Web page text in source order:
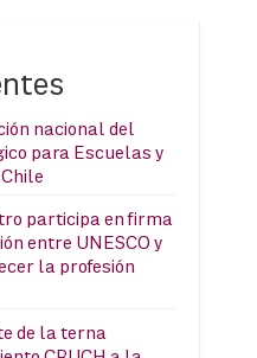
nacional del
para Escuelas y
participa en firma
entre UNESCO y
la profesión
de la terna